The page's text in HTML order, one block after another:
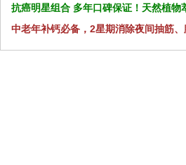
抗癌明星组合 多年口碑保证！天然植物
中老年补钙必备，2星期消除夜间抽筋